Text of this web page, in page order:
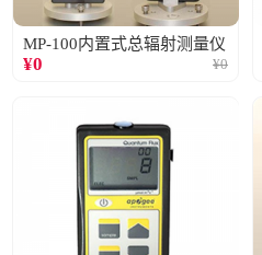
MP-100内置式总辐射测量仪
¥0 ¥0